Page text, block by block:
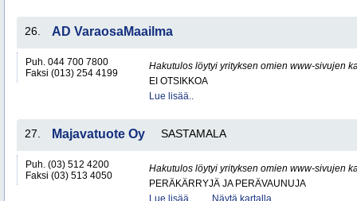
26. AD VaraosaMaailma
Puh. 044 700 7800
Faksi (013) 254 4199
Hakutulos löytyi yrityksen omien www-sivujen
EI OTSIKKOA
Lue lisää..
27. Majavatuote Oy SASTAMALA
Puh. (03) 512 4200
Faksi (03) 513 4050
Hakutulos löytyi yrityksen omien www-sivujen
PERÄKÄRRYJÄ JA PERÄVAUNUJA
Lue lisää..
Näytä kartalla